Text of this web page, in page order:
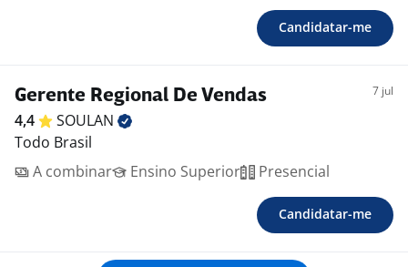
Candidatar-me
Gerente Regional De Vendas 7 jul
4,4
SOULAN
Todo Brasil
A combinar
Ensino Superior Presencial
Candidatar-me